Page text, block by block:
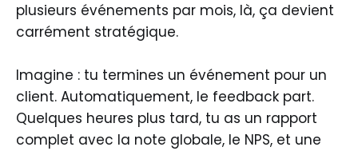
plusieurs événements par mois, là, ça devient
carrément stratégique.
Imagine : tu termines un événement pour un
client. Automatiquement, le feedback part.
Quelques heures plus tard, tu as un rapport
complet avec la note globale, le NPS, et une